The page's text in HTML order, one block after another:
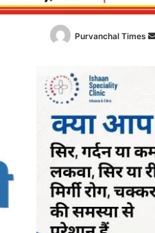
Purvanchal Times